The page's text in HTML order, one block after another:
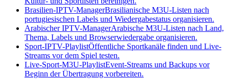
Brasilien-IPTV-ManagerBrasilianische M3U-Listen nach
portugiesischen Labels und Wiedergabestatus organisieren.
Arabischer IPTV-ManagerArabische M3U-Listen nach Land,
Thema, Labels und Browserwiedergabe organisieren.
Sport-IPTV-PlaylistÖffentliche Sportkanäle finden und Live-
Streams vor dem Spiel testen.
Live-Sport-M3U-PlaylistEvent-Streams und Backups vor
Beginn der Übertragung vorbereiten.